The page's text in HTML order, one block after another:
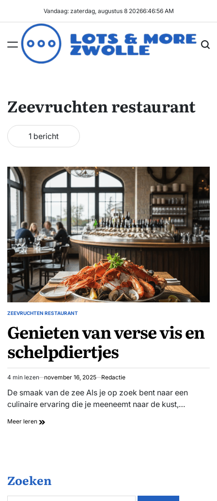
inhoud
Vandaag: zaterdag, augustus 8 20266:46:56 AM
Zwolle
Zeevruchten restaurant
1 bericht
GEPLAATST
ZEEVRUCHTEN RESTAURANT
Genieten van verse vis en
schelpdiertjes
Geschatte
leestijd
4 min lezen november 16, 2025 Redactie
De smaak van de zee Als je op zoek bent naar een
culinaire ervaring die je meeneemt naar de kust,…
Meer leren Genieten
Zoeken